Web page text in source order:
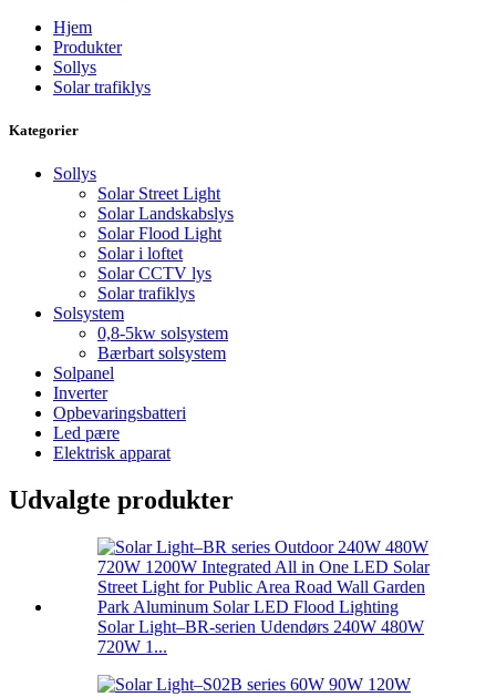
Hjem
Produkter
Sollys
Solar trafiklys
Kategorier
Sollys
Solar Street Light
Solar Landskabslys
Solar Flood Light
Solar i loftet
Solar CCTV lys
Solar trafiklys
Solsystem
0,8-5kw solsystem
Bærbart solsystem
Solpanel
Inverter
Opbevaringsbatteri
Led pære
Elektrisk apparat
Udvalgte produkter
Solar Light–BR-serien Udendørs 240W 480W
720W 1...